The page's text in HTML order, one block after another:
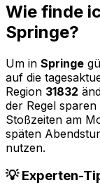
Wie finde
Springe?
Um in Springe
auf die
Region 31832
der Regel
Stoßzeiten am
späten
nutzen.
💡 Experten-